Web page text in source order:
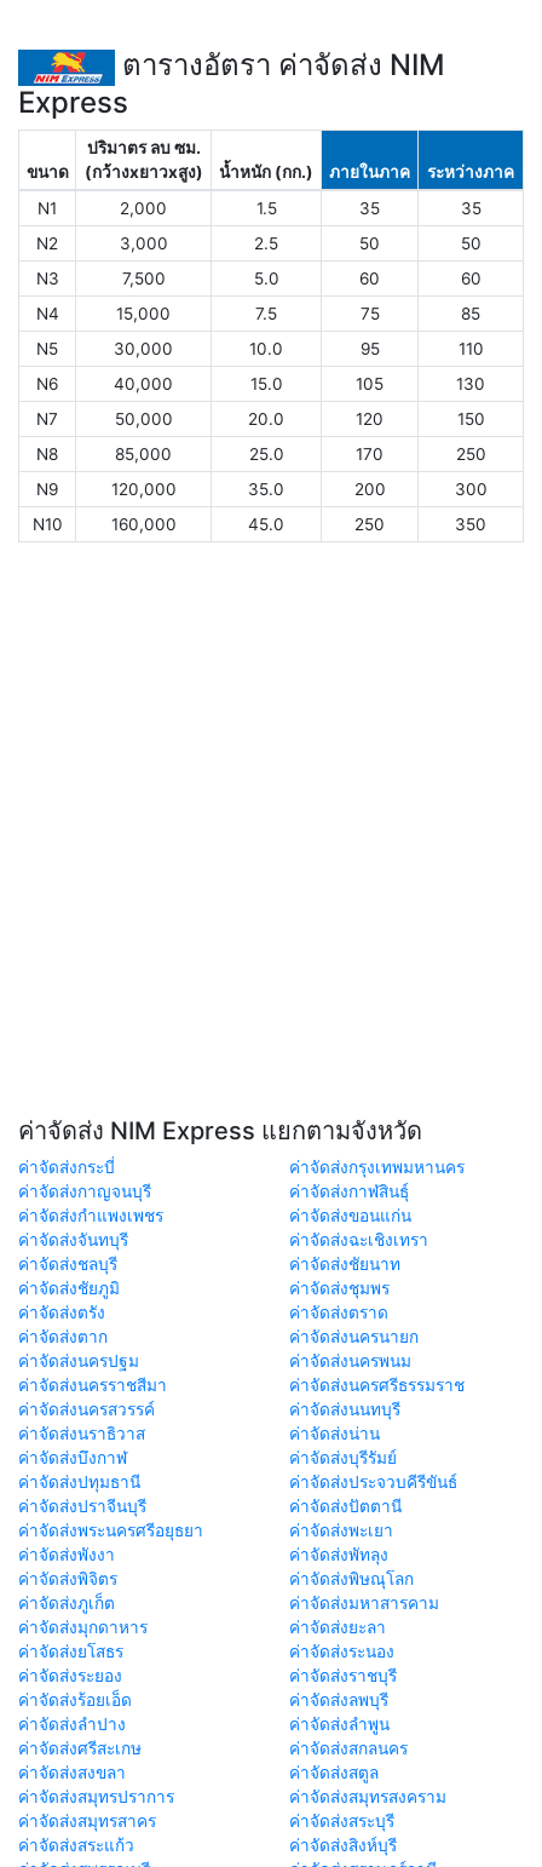
ตารางอัตรา ค่าจัดส่ง NIM
Express
ขนาด
ปริมาตร ลบ ซม.
(กว้างxยาวxสูง)
น้ำหนัก (กก.) ภายในภาค
ระหว่างภาค
N1
2,000 1.5 35
35
N2
3,000 2.5 50
50
N3
7,500 5.0 60
60
N4
15,000 7.5 75
85
N5
30,000 10.0 95
110
N6
40,000 15.0 105
130
N7
50,000 20.0 120
150
N8
85,000 25.0 170
250
N9
120,000 35.0 200
300
N10
160,000 45.0 250 350
ค่าจัดส่ง NIM Express แยกตามจังหวัด
ค่าจัดส่งกระบี่
ค่าจัดส่งกรุงเทพมหานคร
ค่าจัดส่งกาญจนบุรี
ค่าจัดส่งกาฬสินธุ์
ค่าจัดส่งกำแพงเพชร
ค่าจัดส่งขอนแก่น
ค่าจัดส่งจันทบุรี
ค่าจัดส่งฉะเชิงเทรา
ค่าจัดส่งชลบุรี
ค่าจัดส่งชัยนาท
ค่าจัดส่งชัยภูมิ
ค่าจัดส่งชุมพร
ค่าจัดส่งตรัง
ค่าจัดส่งตราด
ค่าจัดส่งตาก
ค่าจัดส่งนครนายก
ค่าจัดส่งนครปฐม
ค่าจัดส่งนครพนม
ค่าจัดส่งนครราชสีมา
ค่าจัดส่งนครศรีธรรมราช
ค่าจัดส่งนครสวรรค์
ค่าจัดส่งนนทบุรี
ค่าจัดส่งนราธิวาส
ค่าจัดส่งน่าน
ค่าจัดส่งบึงกาฬ
ค่าจัดส่งบุรีรัมย์
ค่าจัดส่งปทุมธานี
ค่าจัดส่งประจวบคีรีขันธ์
ค่าจัดส่งปราจีนบุรี
ค่าจัดส่งปัตตานี
ค่าจัดส่งพระนครศรีอยุธยา
ค่าจัดส่งพะเยา
ค่าจัดส่งพังงา
ค่าจัดส่งพัทลุง
ค่าจัดส่งพิจิตร
ค่าจัดส่งพิษณุโลก
ค่าจัดส่งภูเก็ต
ค่าจัดส่งมหาสารคาม
ค่าจัดส่งมุกดาหาร
ค่าจัดส่งยะลา
ค่าจัดส่งยโสธร
ค่าจัดส่งระนอง
ค่าจัดส่งระยอง
ค่าจัดส่งราชบุรี
ค่าจัดส่งร้อยเอ็ด
ค่าจัดส่งลพบุรี
ค่าจัดส่งลำปาง
ค่าจัดส่งลำพูน
ค่าจัดส่งศรีสะเกษ
ค่าจัดส่งสกลนคร
ค่าจัดส่งสงขลา
ค่าจัดส่งสตูล
ค่าจัดส่งสมุทรปราการ
ค่าจัดส่งสมุทรสงคราม
ค่าจัดส่งสมุทรสาคร
ค่าจัดส่งสระบุรี
ค่าจัดส่งสระแก้ว
ค่าจัดส่งสิงห์บุรี